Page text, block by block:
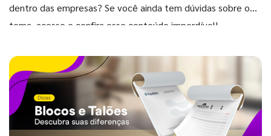
dentro das empresas? Se você ainda tem dúvidas sobre o
tema, acesse e confira esse conteúdo imperdível!